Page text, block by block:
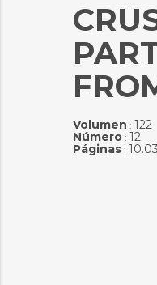
Volumen : 122
Número: 12
Páginas: